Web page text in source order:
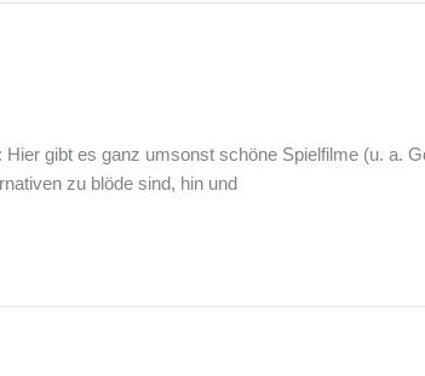
gibt es ganz umsonst schöne Spielfilme (u. a.
zu blöde sind, hin und